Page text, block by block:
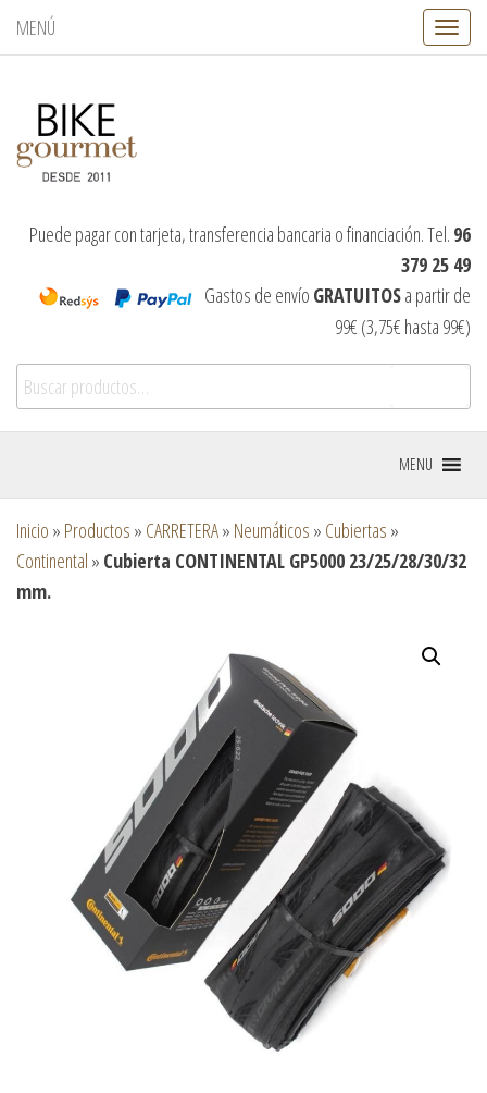
MENÚ
C
a
e
g
a
i
Puede pagar con tarjeta, transferencia bancaria o financiación. Tel. 96
379 25 49
Gastos de envío GRATUITOSa partir de
99€ (3,75€ hasta 99€)
MENU
Inicio » Productos » CARRETERA» Neumáticos » Cubiertas »
Continental » Cubierta CONTINENTAL GP5000 23/25/28/30/32
mm.